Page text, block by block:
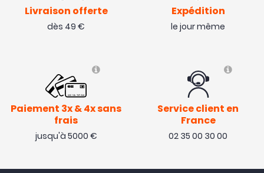
Livraison offerte
dès 49 €
Expédition
le jour même
Paiement 3x & 4x sans
frais
jusqu'à 5000 €
Service client en
France
02 35 00 30 00